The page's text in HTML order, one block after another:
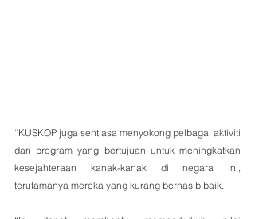
“KUSKOP juga sentiasa menyokong pelbagai aktiviti
dan program yang bertujuan untuk meningkatkan
kesejahteraan kanak-kanak di negara ini,
terutamanya mereka yang kurang bernasib baik.